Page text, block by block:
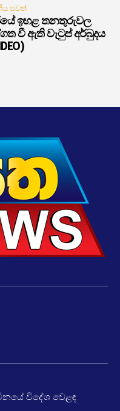
පුවත්
ඉහළ තනතුරුවල
වී ඇති වැටුප් අර්බුදය
විදේශ වෙළඳ